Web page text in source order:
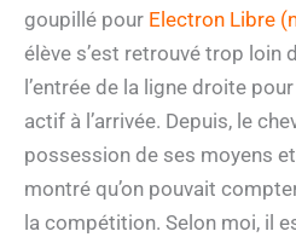
goupillé pour Electron Libre
élève s’est retrouvé trop loin
l’entrée de la ligne droite
actif à l’arrivée. Depuis, le
possession de ses moyens
montré qu’on pouvait
la compétition. Selon moi, il